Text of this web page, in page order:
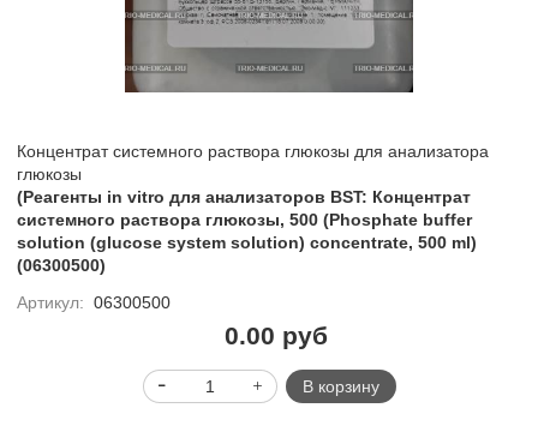
Концентрат системного раствора глюкозы для анализатора
глюкозы
(Реагенты in vitro для анализаторов BST: Концентрат
системного раствора глюкозы, 500 (Phosphate buffer
solution (glucose system solution) concentrate, 500 ml)
(06300500)
Артикул: 06300500
0.00 руб
В корзину